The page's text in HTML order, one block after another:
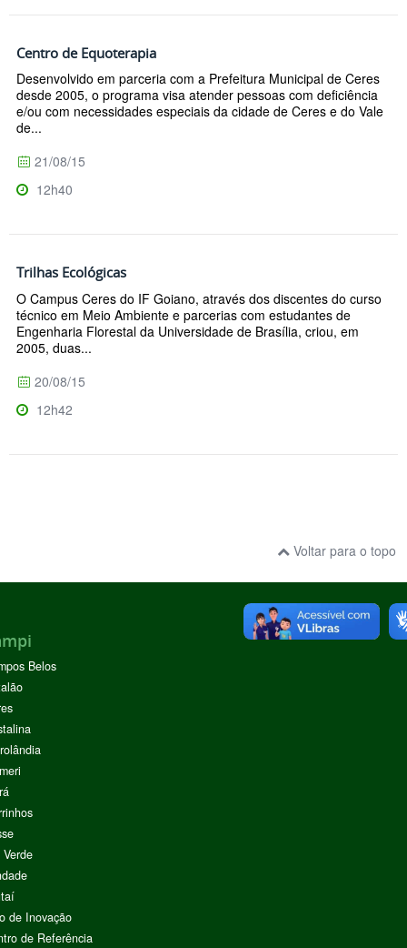
Centro de Equoterapia
Desenvolvido em parceria com a Prefeitura Municipal de Ceres
desde 2005, o programa visa atender pessoas com deficiência
e/ou com necessidades especiais da cidade de Ceres e do Vale
de...
21/08/15
12h40
Trilhas Ecológicas
O Campus Ceres do IF Goiano, através dos discentes do curso
técnico em Meio Ambiente e parcerias com estudantes de
Engenharia Florestal da Universidade de Brasília, criou, em
2005, duas...
20/08/15
12h42
Voltar para o topo
Belos
de Inovação
de Referência